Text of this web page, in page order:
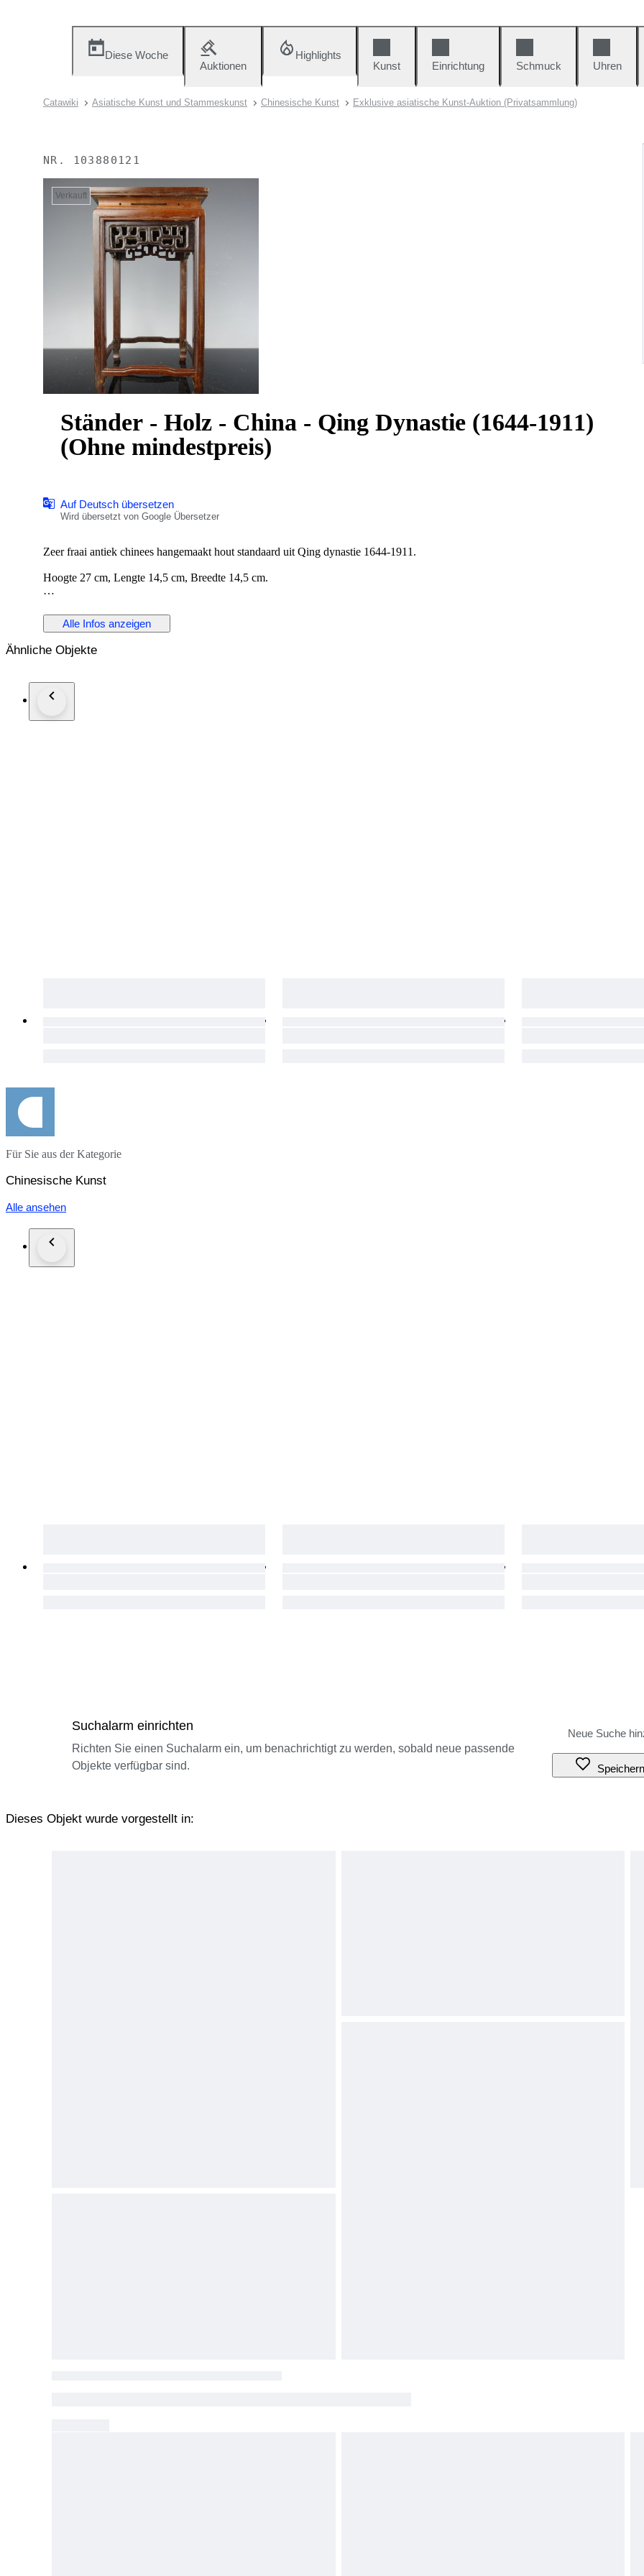
Diese Woche
Auktionen
Highlights
Kunst
Einrichtung Schmuck Uhren
Catawiki Asiatische Kunst und Stammeskunst Chinesische Kunst Exklusive asiatische Kunst-Auktion (Privatsammlung)
NR. 103880121
Verkauft
Ständer - Holz - China - Qing Dynastie (1644-1911)
(Ohne mindestpreis)
Auf Deutsch übersetzen
Wird übersetzt von Google Übersetzer
Zeer fraai antiek chinees hangemaakt hout standaard uit Qing dynastie 1644-1911.
Hoogte 27 cm, Lengte 14,5 cm, Breedte 14,5 cm.
Het kavel wordt zorgvuldig ingepakt en aangetekend verzonden.
Alle Infos anzeigen
Ähnliche Objekte
Für Sie aus der Kategorie
Chinesische Kunst
Alle ansehen
Suchalarm einrichten
Richten Sie einen Suchalarm ein, um benachrichtigt zu werden, sobald neue passende
Objekte verfügbar sind.
Speichern
Dieses Objekt wurde vorgestellt in: